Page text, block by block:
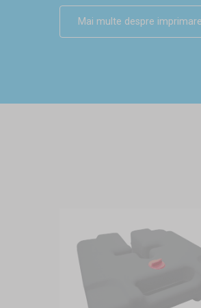
Mai multe despre